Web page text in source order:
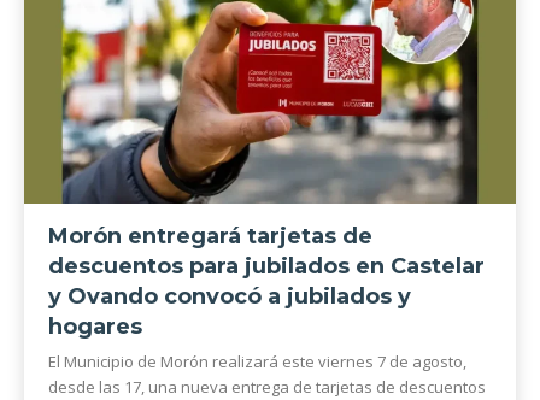
Morón entregará tarjetas de
descuentos para jubilados en Castelar
y Ovando convocó a jubilados y
hogares
El Municipio de Morón realizará este viernes 7 de agosto,
desde las 17, una nueva entrega de tarjetas de descuentos